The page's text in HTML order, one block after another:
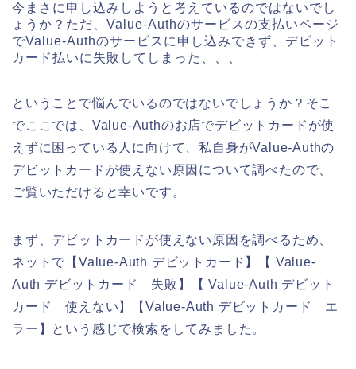
今まさに申し込みしようと考えているのではないでし
ょうか？ただ、Value-Authのサービスの支払いページ
でValue-Authのサービスに申し込みできず、デビット
カード払いに失敗してしまった、、、
ということで悩んでいるのではないでしょうか？そこ
でここでは、Value-Authのお店でデビットカードが使
えずに困っている人に向けて、私自身がValue-Authの
デビットカードが使えない原因について調べたので、
ご覧いただけると幸いです。
まず、デビットカードが使えない原因を調べるため、
ネットで【Value-Auth デビットカード】【 Value-
Auth デビットカード 失敗】【 Value-Auth デビット
カード 使えない】【Value-Auth デビットカード エ
ラー】という感じで検索をしてみました。